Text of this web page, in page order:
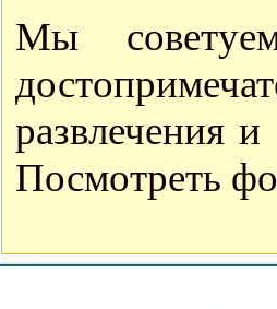
Мы
развлечения
Посмотреть